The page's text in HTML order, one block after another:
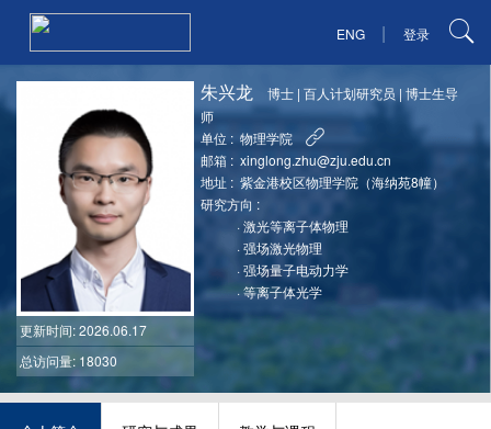
ENG | 登录
更新时间: 2026.06.17
总访问量: 18030
朱兴龙 博士 |百人计划研究员 |博士生导
师
单位 : 物理学院
邮箱 : xinglong.zhu@zju.edu.cn
地址 : 紫金港校区物理学院（海纳苑8幢）
研究方向 :
·激光等离子体物理
·强场激光物理
·强场量子电动力学
·等离子体光学